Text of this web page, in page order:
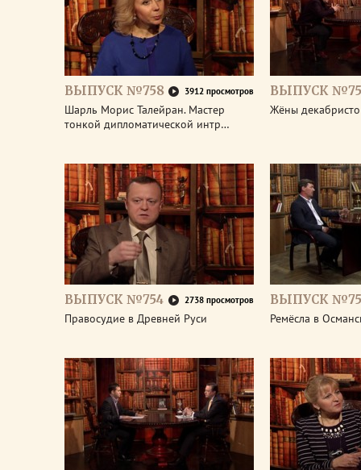
ВЫПУСК №758 3912 просмотров
Шарль Морис Талейран. Мастер
тонкой дипломатической интр…
ВЫПУСК
Жёны
ВЫПУСК №754 2738 просмотров
Правосудие в Древней Руси
ВЫПУСК
Ремёсла в